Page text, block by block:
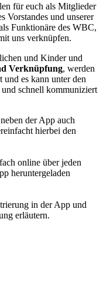
für euch als Mitglieder
Vorstandes und unserer
Funktionäre des WBC,
uns verknüpfen.
und Kinder und
Verknüpfung, werden
es kann unter den
schnell kommuniziert
der App auch
hierbei den
online über jeden
heruntergeladen
in der App und
erläutern.